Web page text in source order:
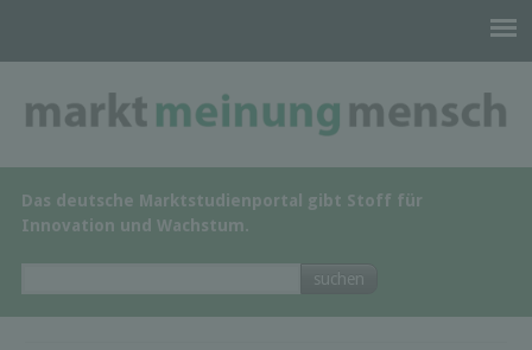
Das deutsche Marktstudienportal gibt Stoff für
Innovation und Wachstum.